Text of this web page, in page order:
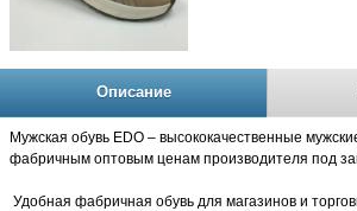
Описание
Мужская обувь EDO – высококачественные
фабричным оптовым ценам производителя под
Удобная фабричная обувь для магазинов и